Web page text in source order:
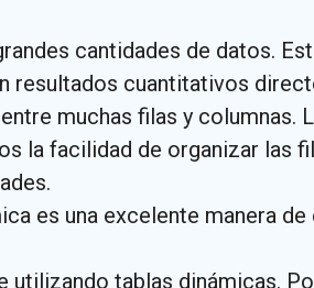
cantidades de datos.
resultados cuantitativos
muchas filas y columnas.
la facilidad de organizar las
es una excelente manera de
utilizando tablas dinámicas.